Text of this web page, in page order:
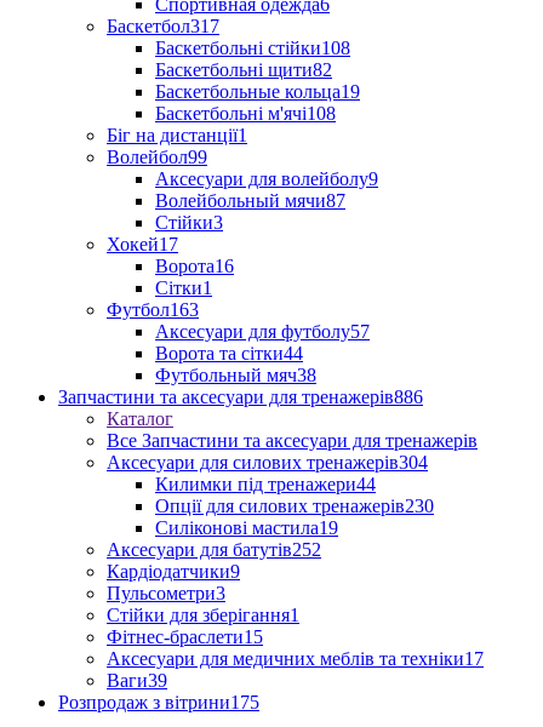
Спортивная одежда6
Баскетбол317
Баскетбольні стійки108
Баскетбольні щити82
Баскетбольные кольца19
Баскетбольні м'ячі108
Біг на дистанції1
Волейбол99
Аксесуари для волейболу9
Волейбольный мячи87
Стійки3
Хокей17
Ворота16
Сітки1
Футбол163
Аксесуари для футболу57
Ворота та сітки44
Футбольный мяч38
Запчастини та аксесуари для тренажерів886
Каталог
Все Запчастини та аксесуари для тренажерів
Аксесуари для силових тренажерів304
Килимки під тренажери44
Опції для силових тренажерів230
Силіконові мастила19
Аксесуари для батутів252
Кардіодатчики9
Пульсометри3
Стійки для зберігання1
Фітнес-браслети15
Аксесуари для медичних меблів та техніки17
Ваги39
Розпродаж з вітрини175